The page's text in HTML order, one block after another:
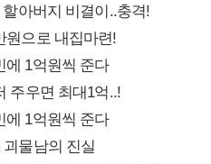
아버지 비결이..충격!
원으로 내집마련!
에 1억원씩 준다
주우면 최대1억..!
에 1억원씩 준다
물남의 진실